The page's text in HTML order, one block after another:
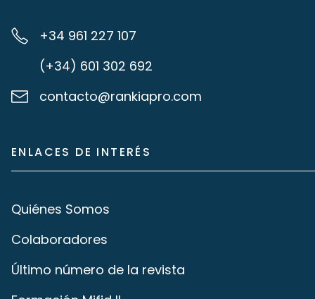
+34 961 227 107
(+34) 601 302 692
contacto@rankiapro.com
ENLACES DE INTERÉS
Quiénes Somos
Colaboradores
Último número de la revista